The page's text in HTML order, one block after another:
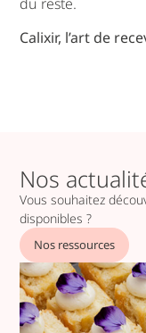
Calixir, l’art de
Nos
Vous souhaitez
disponibles ?
Nos ressources